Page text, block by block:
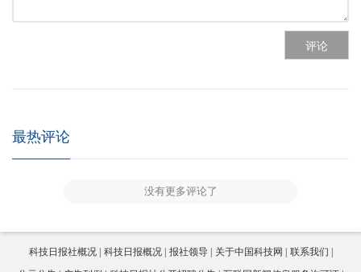
评论
最热评论
没有更多评论了
科技日报社概况 科技日报概况 报社领导 关于中国科技网
联系我们